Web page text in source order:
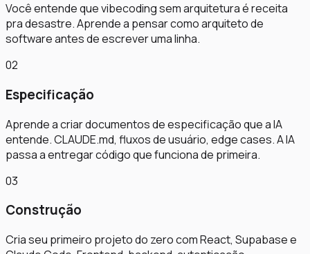
Você entende que vibecoding sem arquitetura é receita
pra desastre. Aprende a pensar como arquiteto de
software antes de escrever uma linha.
02
Especificação
Aprende a criar documentos de especificação que a IA
entende. CLAUDE.md, fluxos de usuário, edge cases. A IA
passa a entregar código que funciona de primeira.
03
Construção
Cria seu primeiro projeto do zero com React, Supabase e